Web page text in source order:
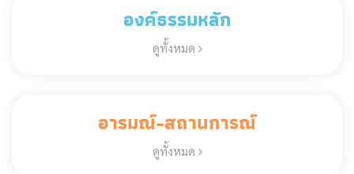
องค์ธรรมหลัก
ดูทั้งหมด
อารมณ์-สถานการณ์
ดูทั้งหมด